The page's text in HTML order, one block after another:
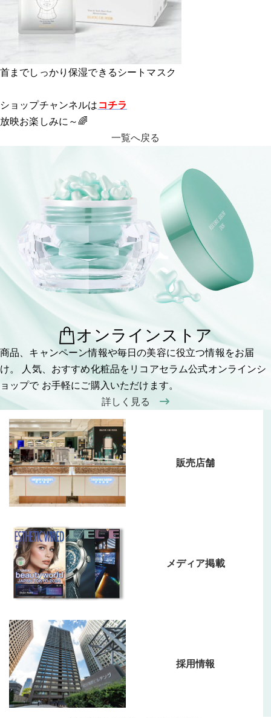
首までしっかり保湿できるシートマスク
ショップチャンネルは コチラ
放映お楽しみに～🌈
一覧へ戻る
オンラインストア
商品、キャンペーン情報や毎日の美容に役立つ情報をお届
け。
人気、おすすめ化粧品をリコアセラム公式オンラインシ
ョップでお手軽にご購入いただけます。
詳しく見る
販売店舗
メディア掲載
採用情報